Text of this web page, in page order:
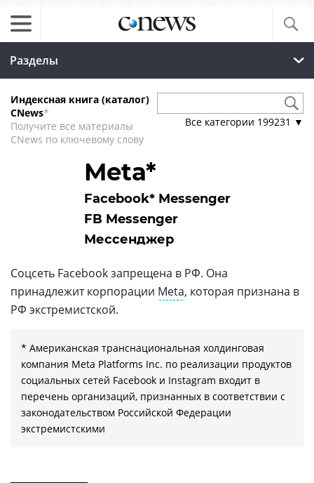
Разделы
Индексная книга (каталог)
CNews*
Получите все материалы
CNews по ключевому слову
Все категории 199231 ▼
Meta*
Facebook* Messenger
FB Messenger
Мессенджер
Соцсеть Facebook запрещена в РФ. Она
принадлежит корпорации Meta, которая признана в
РФ экстремистской.
* Американская транснациональная холдинговая
компания Meta Platforms Inc. по реализации продуктов
социальных сетей Facebook и Instagram входит в
перечень организаций, признанных в соответствии с
законодательством Российской Федерации
экстремистскими